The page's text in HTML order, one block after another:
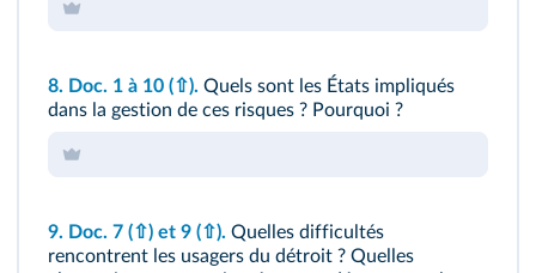
8. Doc. 1 à 10 (⇧). Quels sont les États impliqués
dans la gestion de ces risques ? Pourquoi ?
9. Doc. 7 (⇧) et 9 (⇧). Quelles difficultés
rencontrent les usagers du détroit ? Quelles